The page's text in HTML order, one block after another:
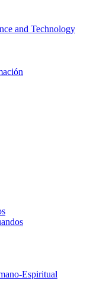
and Technology
Espiritual